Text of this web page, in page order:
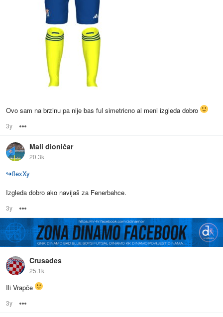
Ovo sam na brzinu pa nije bas ful simetricno al meni izgleda dobro
3y
Mali dioničar
20.3k
↪flexXy
Izgleda dobro ako navijaš za Fenerbahce.
3y
Crusades
25.1k
Ili Vrapče
3y